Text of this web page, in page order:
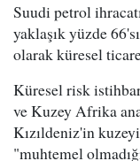
Suudi petrol
yaklaşık yüzde
olarak küresel
Küresel risk
ve Kuzey Afrika
Kızıldeniz'in
"muhtemel